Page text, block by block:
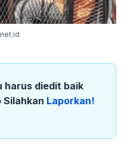
harus diedit baik
Laporkan!